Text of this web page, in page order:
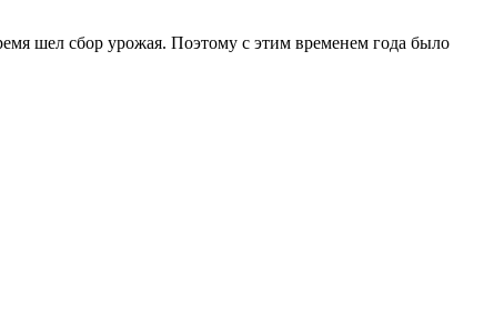
шел сбор урожая. Поэтому с этим временем года было